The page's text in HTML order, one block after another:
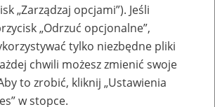
techniczne
„Zarządzaj opcjami”). Jeśli
„Odrzuć opcjonalne”,
tylko niezbędne pliki
chwili możesz zmienić swoje
to zrobić, kliknij „Ustawienia
w stopce.